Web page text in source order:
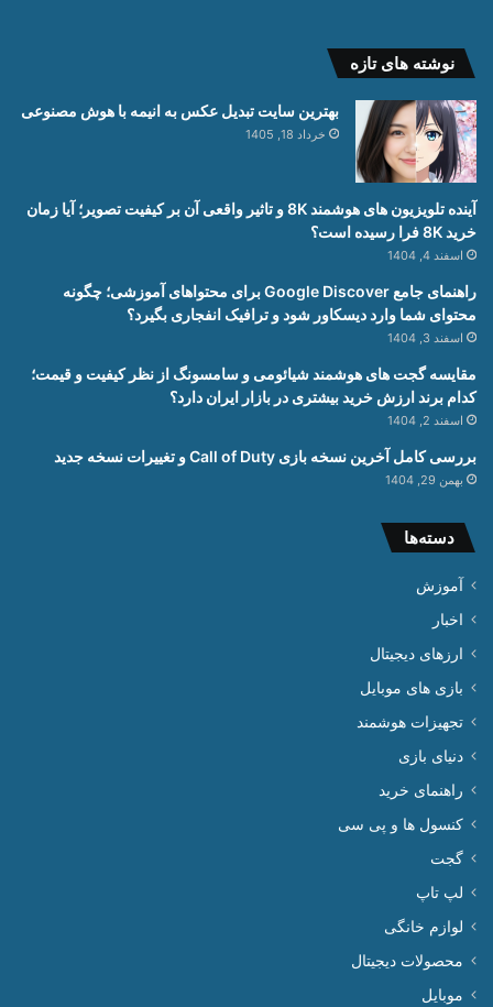
نوشته های تازه
بهترین سایت تبدیل عکس به انیمه با هوش مصنوعی
خرداد 18, 1405
آینده تلویزیون های هوشمند 8K و تاثیر واقعی آن بر کیفیت تصویر؛ آیا زمان
خرید 8K فرا رسیده است؟
اسفند 4, 1404
راهنمای جامع Google Discover برای محتواهای آموزشی؛ چگونه
محتوای شما وارد دیسکاور شود و ترافیک انفجاری بگیرد؟
اسفند 3, 1404
مقایسه گجت های هوشمند شیائومی و سامسونگ از نظر کیفیت و قیمت؛
کدام برند ارزش خرید بیشتری در بازار ایران دارد؟
اسفند 2, 1404
بررسی کامل آخرین نسخه بازی Call of Duty و تغییرات نسخه جدید
بهمن 29, 1404
دسته‌ها
آموزش
اخبار
ارزهای دیجیتال
بازی های موبایل
تجهیزات هوشمند
دنیای بازی
راهنمای خرید
کنسول ها و پی سی
گجت
لپ تاپ
لوازم خانگی
محصولات دیجیتال
موبایل